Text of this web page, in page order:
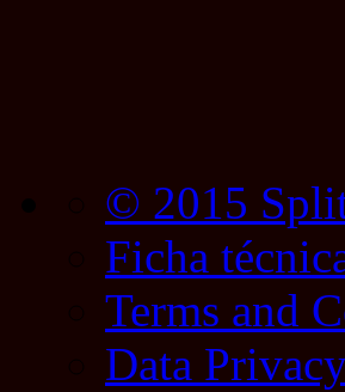
© 2015
Ficha
Terms and
Data